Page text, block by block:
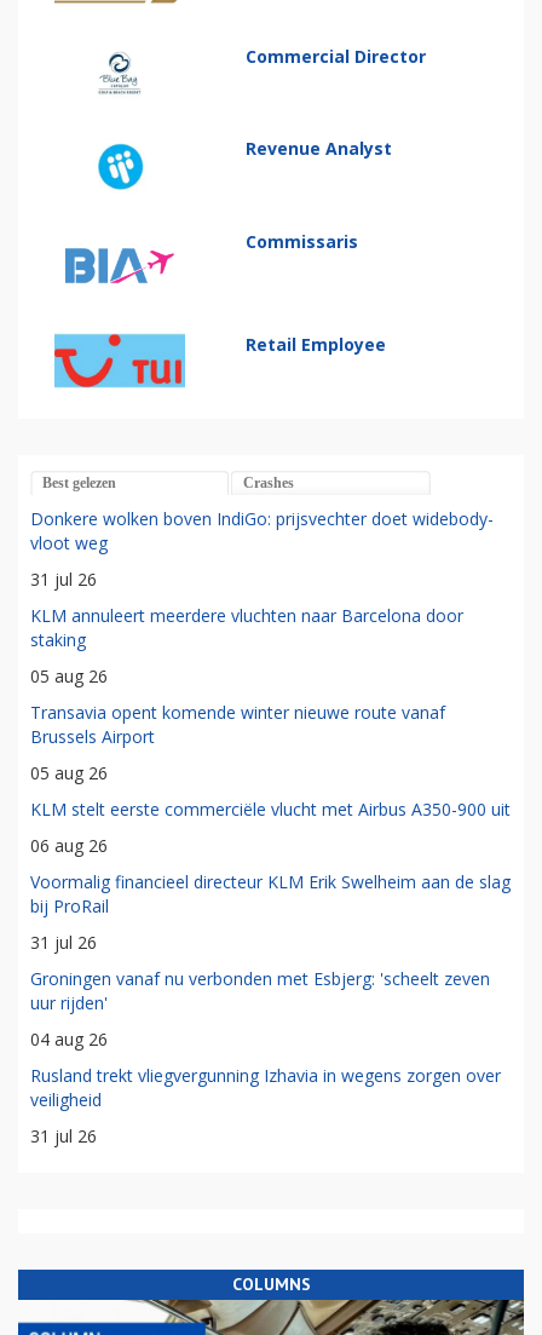
Commercial Director
Revenue Analyst
Commissaris
Retail Employee
Best gelezen Crashes
Donkere wolken boven IndiGo: prijsvechter doet widebody-
vloot weg
31 jul 26
KLM annuleert meerdere vluchten naar Barcelona door
staking
05 aug 26
Transavia opent komende winter nieuwe route vanaf
Brussels Airport
05 aug 26
KLM stelt eerste commerciële vlucht met Airbus A350-900 uit
06 aug 26
Voormalig financieel directeur KLM Erik Swelheim aan de slag
bij ProRail
31 jul 26
Groningen vanaf nu verbonden met Esbjerg: 'scheelt zeven
uur rijden'
04 aug 26
Rusland trekt vliegvergunning Izhavia in wegens zorgen over
veiligheid
31 jul 26
COLUMNS